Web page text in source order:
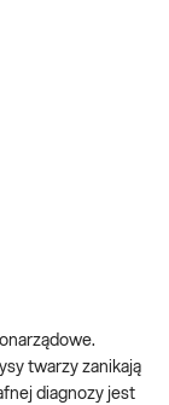
twarzy zanikają
diagnozy jest